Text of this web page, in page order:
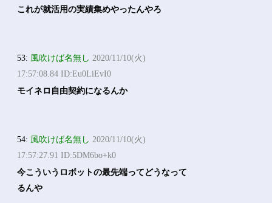
これが就活用の実績集めやったんやろ
53: 風吹けば名無し 2020/11/10(火)
17:57:08.84 ID:Eu0LiEvI0
モイネロ自由契約になるんか
54: 風吹けば名無し 2020/11/10(火)
17:57:27.91 ID:5DM6bo+k0
今こういうロボットの最先端ってどうなって
るんや